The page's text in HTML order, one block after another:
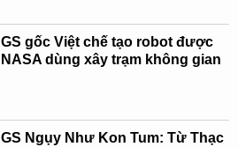
GS gốc Việt chế tạo robot được
NASA dùng xây trạm không gian
GS Ngụy Như Kon Tum: Từ Thạc